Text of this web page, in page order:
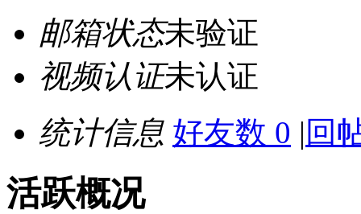
邮箱状态未验证
视频认证未认证
统计信息 好友数 0 | 回
活跃概况